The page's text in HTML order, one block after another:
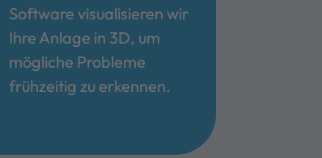
Software visualisieren wir
Ihre Anlage in 3D, um
mögliche Probleme
frühzeitig zu erkennen.